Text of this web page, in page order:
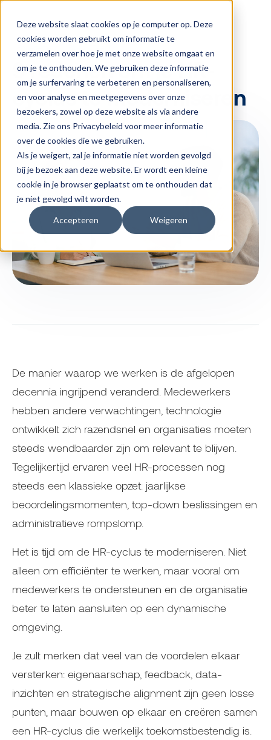
Deze website slaat cookies op je computer op. Deze
cookies worden gebruikt om informatie te
verzamelen over hoe je met onze website omgaat en
om je te onthouden. We gebruiken deze informatie
om je surfervaring te verbeteren en personaliseren,
en voor analyse en meetgegevens over onze
bezoekers, zowel op deze website als via andere
media. Zie ons Privacybeleid voor meer informatie
over de cookies die we gebruiken.
Als je weigert, zal je informatie niet worden gevolgd
bij je bezoek aan deze website. Er wordt een kleine
cookie in je browser geplaatst om te onthouden dat
je niet gevolgd wilt worden.
Accepteren Weigeren
9 redenen om je HR-
cyclus te moderniseren
De manier waarop we werken is de afgelopen
decennia ingrijpend veranderd. Medewerkers
hebben andere verwachtingen, technologie
ontwikkelt zich razendsnel en organisaties moeten
steeds wendbaarder zijn om relevant te blijven.
Tegelijkertijd ervaren veel HR-processen nog
steeds een klassieke opzet: jaarlijkse
beoordelingsmomenten, top-down beslissingen en
administratieve rompslomp.
Het is tijd om de HR-cyclus te moderniseren. Niet
alleen om efficiënter te werken, maar vooral om
medewerkers te ondersteunen en de organisatie
beter te laten aansluiten op een dynamische
omgeving.
Je zult merken dat veel van de voordelen elkaar
versterken: eigenaarschap, feedback, data-
inzichten en strategische alignment zijn geen losse
punten, maar bouwen op elkaar en creëren samen
een HR-cyclus die werkelijk toekomstbestendig is.